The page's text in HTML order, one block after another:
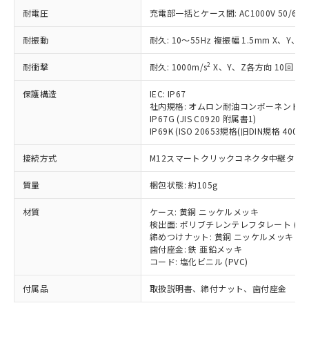
耐電圧 充電部一括とケース間: AC1000V 50/
耐振動 耐久: 10～55Hz 複振幅 1.5mm X、Y、Z
耐衝撃 耐久: 1000m/s2 X、Y、Z各方向 10回
保護構造
IEC: IP67
社内規格: オムロン耐油コンポーネント
IP67G (JIS C0920 附属書1)
IP69K (ISO 20653規格(旧DIN規格
接続方式 M12スマートクリックコネクタ中継タイ
質量 梱包状態: 約105g
材質
ケース: 黄銅 ニッケルメッキ
検出面: ポリブチレンテレフタレート
締めつけナット: 黄銅 ニッケルメッキ
歯付座金: 鉄 亜鉛メッキ
コード: 塩化ビニル (PVC)
付属品 取扱説明書、締付ナット、歯付座金
在庫状況および標準価格照会結果は、
記載している更新日時点での社内デー
タに基づき作成されるものであり、閲
覧された時点での実際の在庫および標
準価格とは異なる場合があることをご
了承ください。
正式な納期状況および標準価格はお客
様のお取引先、またはお客様担当のオ
ムロン制御機器販売店・当社販売員に
ご相談ください。
オムロン制御機器販売店や当社販売拠
販売ネットワーク
」をご確認
在庫状況および標準価格結果を当社の
事前の承諾なく第三者に漏洩または開
示しないようお願いします。
マイパーツ機能（部品リスト作成サー
ビス）をご利用いただくには、I-Web
メンバーズにご登録されている必要が
お客様が当ウェブサイト上で当社にご
鉛(Pb) 1000ppm以下、 水銀(Hg) 1000ppm以下、 カド
ミウム(Cd) 100ppm以下、
六価クロム(Cr(Ⅵ)) 1000ppm以下、ポリ臭化ビフェニル
類(PBB) 1000ppm以下、ポリ臭化ジフェニルエーテル類
ル) (DEHP)(別名：DOP) 1000ppm以下、フタル酸ブチ
ルベンジル（BBP） 1000ppm以下、フタル酸ジブチル
（DBP） 1000ppm以下、フタル酸ジイソブチル
但し、RoHS指令で産業用監視および制御機器に対する
フタル酸エステル類の４物質については閾値を超える意
図的な使用がないことを確認しています。
部品在庫の切り替え状況などにより、予定
月が前後することがあります。
*中国RoHS10物質の基準値 (GB/T26572)：
Pb(鉛) :1000ppm、 Hg(水銀) : 1000ppm、 Cd(カドミウ
Cr(Ⅵ)(六価クロム) : 1000ppm、 PBBs(ポリ臭化ビフェ
ル類) : 1000ppm、
DBP(フタル酸ジブチル) : 1000ppm、 DIBP(フタル酸ジ
イソブチル) : 1000ppm、 BBP(フタル酸ブチルベンジ
DEHP(フタル酸ビス(2-エチルヘキシル)) : 1000ppm
※2 環境保護使用期限
「ｅ」：有害物質（10物質）のすべてが基
準値以下であることを示します。
「10」：通常の使用状況下において有害物
質が外部に漏えいし、環境に深刻な影響を
及ぼさない年数を意味します。
「－」：未確認です。当社販売部門へお問
為替および外国貿易法に定める商品
または国外への提供する場合は、日本
国政府の輸出許可(または役務取引許
可)を取得するなどの必要な手続きを
当社は規制貨物を破棄する場合は、完
全に破砕するなど、違法に輸出されな
いよう必要な手段を講じます。
当社は貴社製品を、核兵器、ミサイ
ル、化学兵器、生物兵器またはその他
使用いたしません。
当社は、貴社製品を第三者に販売する
場合は、上記1、2および3の内容を当
該第三者に通知します。また当社は、
販売先および販売に係わる関係者が違
法に輸出するおそれがある場合は、取
り引きをいたしません。
一定数以上の在庫あり
一定数には満たないが在庫あり
在庫なし(最新の在庫状況につ
いては、お客様のお取引先、ま
たはお客様担当のオムロン制御
機器販売店・当社販売員にご確
認ください)
受注生産機種、また在庫状況の
情報を公開していない機種